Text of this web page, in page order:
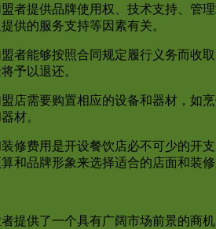
者提供品牌使用权、技术支持、管
供的服务支持等因素有关。
者能够按照合同规定履行义务而收
予以退还。
店需要购置相应的设备和器材，如
材。
修费用是开设餐饮店必不可少的开
和品牌形象来选择适合的店面和装修
提供了一个具有广阔市场前景的商